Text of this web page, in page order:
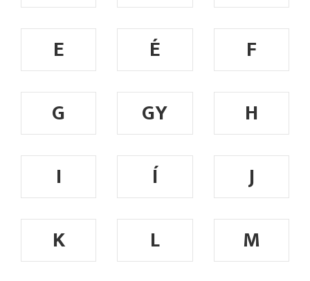
E
É
F
G
GY
H
I
Í
J
K
L
M